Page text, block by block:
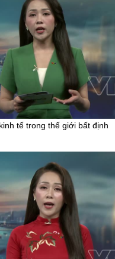
tế trong thế giới bất định